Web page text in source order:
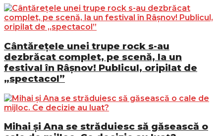
Cântărețele unei trupe rock s-au
dezbrăcat complet, pe scenă, la un
festival în Râșnov! Publicul, oripilat de
„spectacol”
Mihai și Ana se străduiesc să găsească o